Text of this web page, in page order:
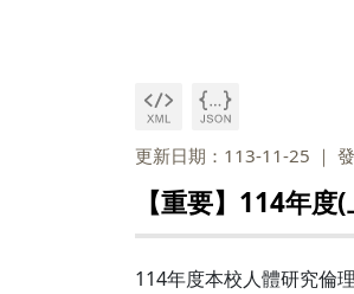
更新日期：113-11-25
【重要】114年
114年度本校人體研究倫